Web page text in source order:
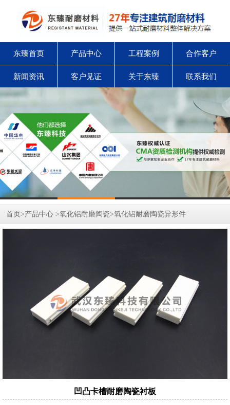
东臻首页 产品中心 工程案例 合作客户
新闻资讯 客户见证 关于东臻 联系我们
首页 >产品中心 >氧化铝耐磨陶瓷>氧化铝耐磨陶瓷异形件
凹凸卡槽耐磨陶瓷衬板